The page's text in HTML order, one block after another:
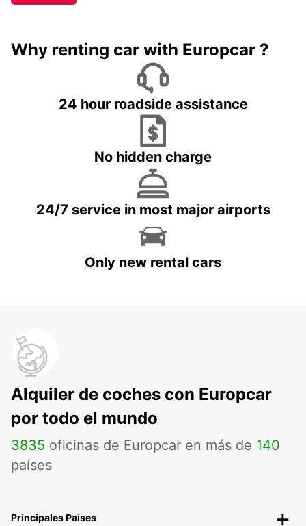
Why renting car with Europcar ?
24 hour roadside assistance
No hidden charge
24/7 service in most major airports
Only new rental cars
Alquiler de coches con Europcar
por todo el mundo
3835 oficinas de Europcar en más de 140
países
Principales Países